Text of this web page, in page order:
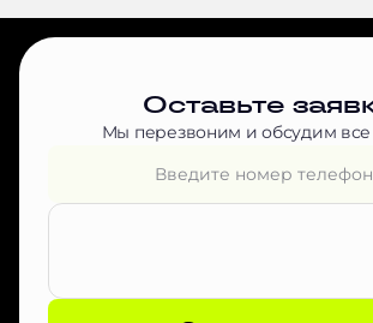
Оставьте
Мы перезвоним и обсудим все